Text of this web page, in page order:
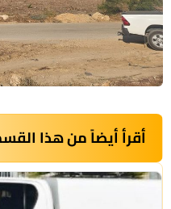
أقرأ أيضاً من هذا القسم